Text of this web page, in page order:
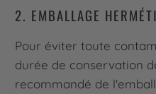
2. EMBALLAGE
Pour éviter toute
durée de conservation
recommandé de